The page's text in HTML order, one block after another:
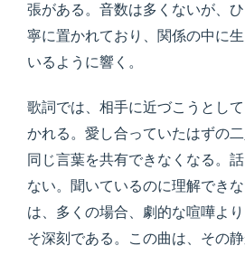
張がある。音数は多くないが、
寧に置かれており、関係の中に
いるように響く。
歌詞では、相手に近づこうとし
かれる。愛し合っていたはずの
同じ言葉を共有できなくなる。
ない。聞いているのに理解でき
は、多くの場合、劇的な喧嘩よ
そ深刻である。この曲は、その